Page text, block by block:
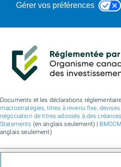
Gérer vos préférences
Documents et les déclarations
macrostratégies, titres à revenu fixe,
négociation de titres adossés à des
Statements (en anglais seulement) |
anglais seulement)